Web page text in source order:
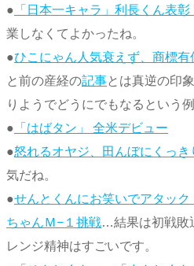
● 「日本一キャラ」利長くん表
業しなくてよかったね。
●ひこにゃん人気衰えず、商標有
と前の産経の記事とは真逆の印
りようでどうにでもなるという例
● 「はばタン」 全米デビュー
●怒れるオヤジ、田んぼにくっき
気だね。
●せんとくんにお笑いでアタッ
ちゃんＭ−１挑戦…結果は初戦敗
レンジ精神はすごいです。